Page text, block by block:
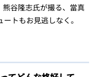
谷隆志氏が撮る、當真
トもお見逃しなく。